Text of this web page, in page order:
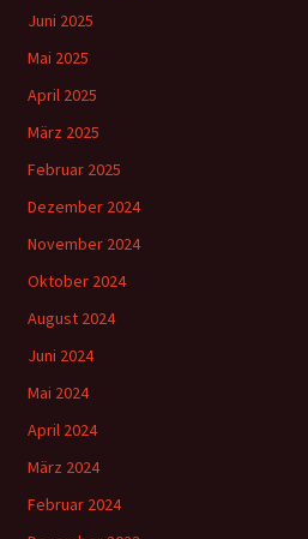
Juni 2025
Mai 2025
April 2025
März 2025
Februar 2025
Dezember 2024
November 2024
Oktober 2024
August 2024
Juni 2024
Mai 2024
April 2024
März 2024
Februar 2024